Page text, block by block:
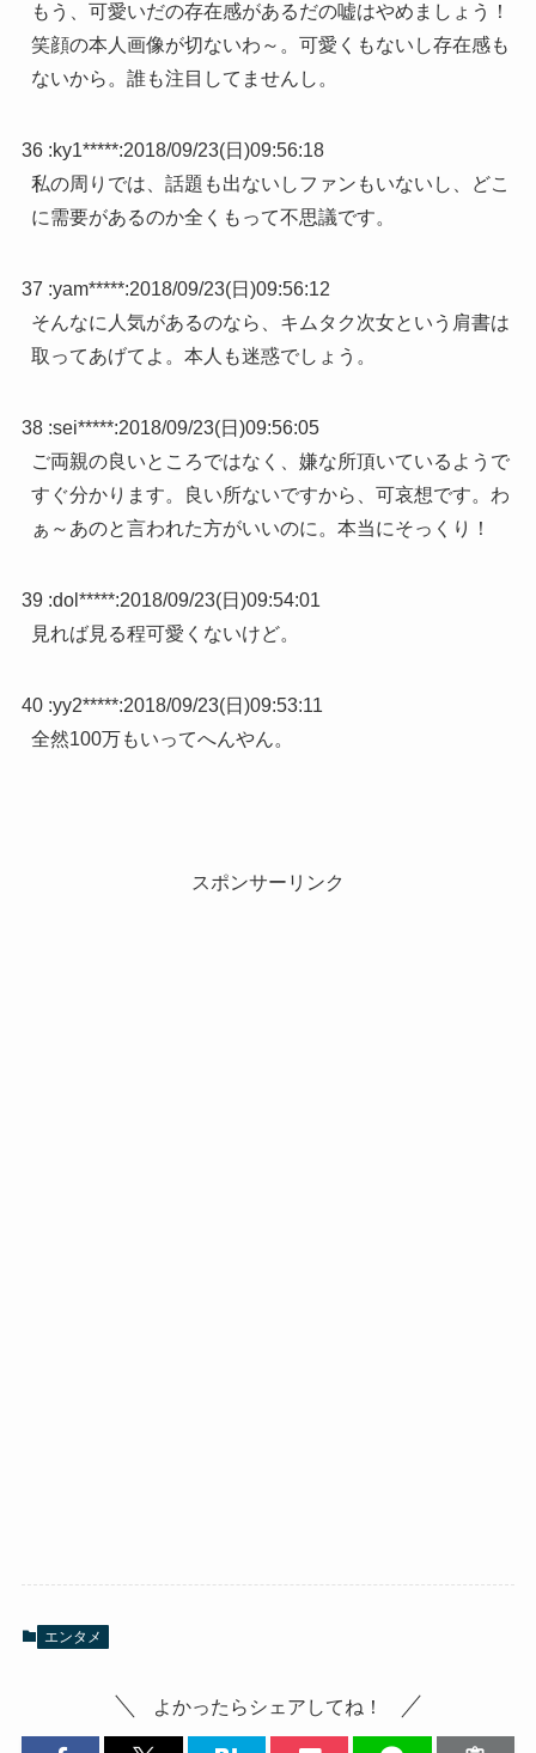
もう、可愛いだの存在感があるだの嘘はやめましょう！
笑顔の本人画像が切ないわ～。可愛くもないし存在感も
ないから。誰も注目してませんし。
36 :ky1*****:2018/09/23(日)09:56:18
私の周りでは、話題も出ないしファンもいないし、どこ
に需要があるのか全くもって不思議です。
37 :yam*****:2018/09/23(日)09:56:12
そんなに人気があるのなら、キムタク次女という肩書は
取ってあげてよ。本人も迷惑でしょう。
38 :sei*****:2018/09/23(日)09:56:05
ご両親の良いところではなく、嫌な所頂いているようで
すぐ分かります。良い所ないですから、可哀想です。わ
ぁ～あのと言われた方がいいのに。本当にそっくり！
39 :dol*****:2018/09/23(日)09:54:01
見れば見る程可愛くないけど。
40 :yy2*****:2018/09/23(日)09:53:11
全然100万もいってへんやん。
スポンサーリンク
エンタメ
よかったらシェアしてね！